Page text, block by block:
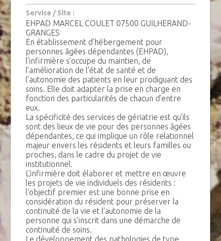
Service / Site :
EHPAD MARCEL COULET 07500 GUILHERAND-
GRANGES
En établissement d’hébergement pour
personnes âgées dépendantes (EHPAD),
l’infirmière s’occupe du maintien, de
l’amélioration de l’état de santé et de
l’autonomie des patients en leur prodiguant des
soins. Elle doit adapter la prise en charge en
fonction des particularités de chacun d’entre
eux.
La spécificité des services de gériatrie est qu’ils
sont des lieux de vie pour des personnes âgées
dépendantes, ce qui implique un rôle relationnel
majeur envers les résidents et leurs familles ou
proches, dans le cadre du projet de vie
institutionnel.
L’infirmière doit élaborer et mettre en œuvre
les projets de vie individuels des résidents :
l’objectif premier est une bonne prise en
considération du résident pour préserver la
continuité de la vie et l’autonomie de la
personne qui s’inscrit dans une démarche de
continuité de soins.
Le développement des pathologies de type